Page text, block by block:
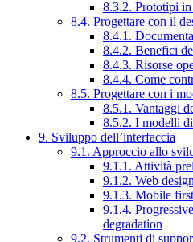
8.3.2. Prototipi in
8.4. Progettare con il
8.4.1.
8.4.2. Benefici
8.4.3. Risorse
8.4.4. Come
8.5. Progettare con i
8.5.1. Vantaggi
8.5.2. I modelli
9. Sviluppo dell’interfaccia
9.1. Approccio allo
9.1.1. Attività
9.1.2. Web
9.1.3. Mobile first
9.1.4.
degradation
9.2. Strumenti di